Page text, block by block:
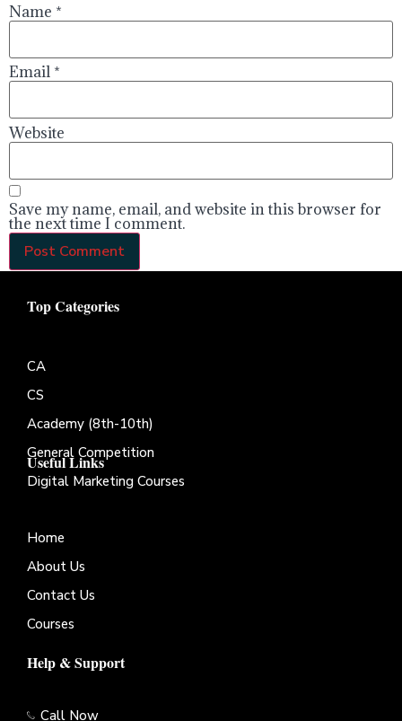
Name *
Email *
Website
Save my name, email, and website in this browser for
the next time I comment.
Top Categories
CA
CS
Academy (8th-10th)
General Competition
Digital Marketing Courses
Useful Links
Home
About Us
Contact Us
Courses
Help & Support
Call Now